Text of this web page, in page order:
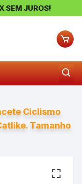
SEM JUROS!
Ciclismo
Tamanho